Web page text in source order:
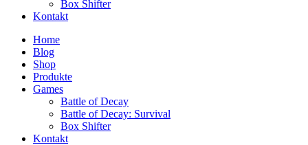
Box Shifter
Kontakt
Home
Blog
Shop
Produkte
Games
Battle of Decay
Battle of Decay: Survival
Box Shifter
Kontakt